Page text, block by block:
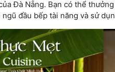
Đà Nẵng. Bạn có thể
đầu bếp tài năng và sử